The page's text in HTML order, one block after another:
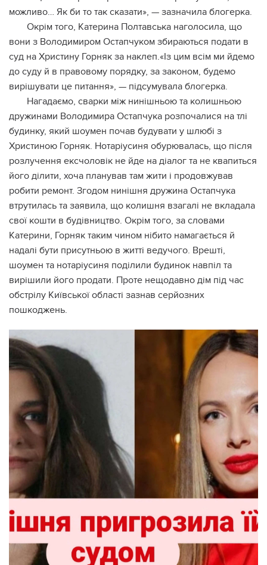
можливо… Як би то так сказати», — зазначила блогерка.
Окрім того, Катерина Полтавська наголосила, що
вони з Володимиром Остапчуком збираються подати в
суд на Христину Горняк за наклеп.«Із цим всім ми йдемо
до суду й в правовому порядку, за законом, будемо
вирішувати це питання», — підсумувала блогерка.
Нагадаємо, сварки між нинішньою та колишньою
дружинами Володимира Остапчука розпочалися на тлі
будинку, який шоумен почав будувати у шлюбі з
Христиною Горняк. Нотаріусиня обурювалась, що після
розлучення ексчоловік не йде на діалог та не квапиться
його ділити, хоча планував там жити і продовжував
робити ремонт. Згодом нинішня дружина Остапчука
втрутилась та заявила, що колишня взагалі не вкладала
свої кошти в будівництво. Окрім того, за словами
Катерини, Горняк таким чином нібито намагається й
надалі бути присутньою в житті ведучого. Врешті,
шоумен та нотаріусиня поділили будинок навпіл та
вирішили його продати. Проте нещодавно дім під час
обстрілу Київської області зазнав серйозних
пошкоджень.